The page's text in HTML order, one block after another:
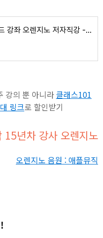
아이패드 개러지밴드 강좌 오렌지노 저자직강 - 오렌지노 OranJino | 음악, 책, 강의
강의 뿐 아니라 클래스101
링크로 할인받기
15년차 강사 오렌지노
오렌지노 음원 : 애플뮤직